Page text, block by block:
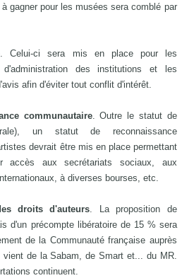
gagner pour les musées sera comblé par
. Celui-ci sera mis en place pour les
des institutions et les
afin d'éviter tout conflit d'intérêt.
communautaire. Outre le statut de
un statut de reconnaissance
devrait être mis en place permettant
accès aux secrétariats sociaux, aux
à diverses bourses, etc.
droits d'auteurs . La proposition de
d'un précompte libératoire de 15 % sera
de la Communauté française auprès
de la Sabam, de Smart et... du MR.
continuent.